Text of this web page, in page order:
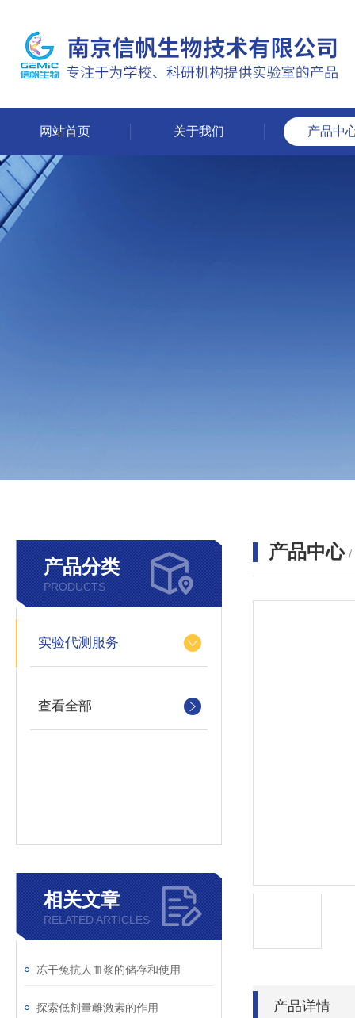
网站首页 关于我们 产品中
产品分类
PRODUCTS
实验代测服务
查看全部
相关文章
RELATED ARTICLES
冻干兔抗人血浆的储存和使用
探索低剂量雌激素的作用
产品中心 /
产品详情